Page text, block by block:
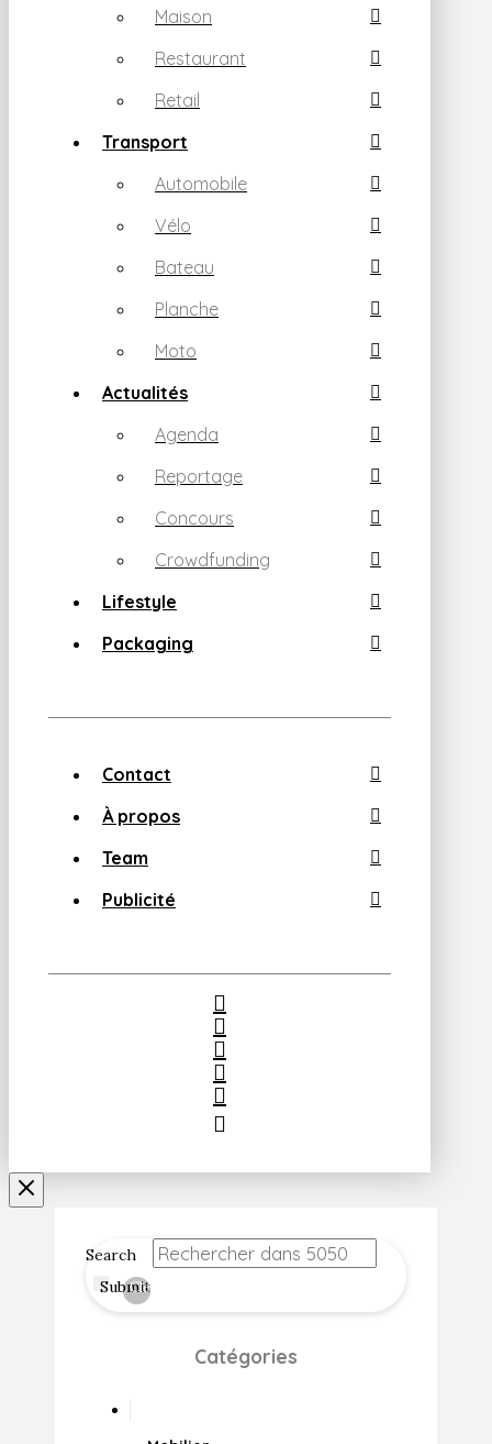
Maison
Restaurant
Retail
Transport
Automobile
Vélo
Bateau
Planche
Moto
Actualités
Agenda
Reportage
Concours
Crowdfunding
Lifestyle
Packaging
Contact
À propos
Team
Publicité
Search
Submit
Clear
Catégories